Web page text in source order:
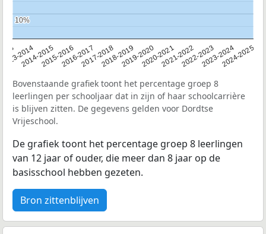
2013-20142014-20152015-20162016-20172017-20182018-20192019-20202020-20212021-20222022-20232023-20242024-2025
10%
10%
Bovenstaande grafiek toont het percentage groep 8
leerlingen per schooljaar dat in zijn of haar schoolcarrière
is blijven zitten. De gegevens gelden voor Dordtse
Vrijeschool.
De grafiek toont het percentage groep 8 leerlingen
van 12 jaar of ouder, die meer dan 8 jaar op de
basisschool hebben gezeten.
Bron zittenblijven